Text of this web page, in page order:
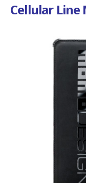
Cellular Line